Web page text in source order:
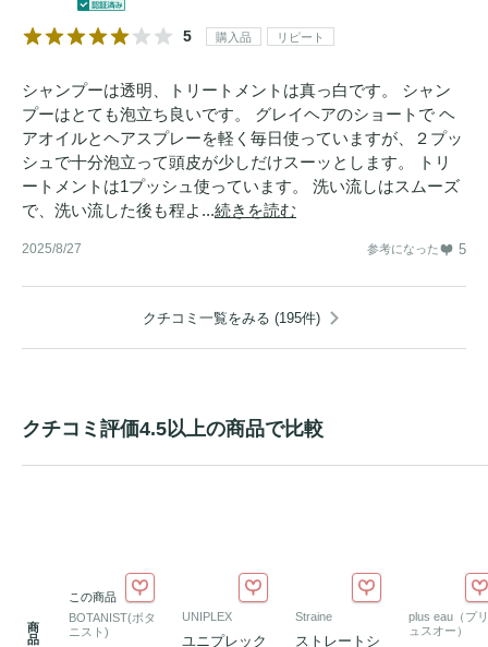
5 購入品 リピート
シャンプーは透明、トリートメントは真っ白です。 シャン
プーはとても泡立ち良いです。 グレイヘアのショートで ヘ
アオイルとヘアスプレーを軽く毎日使っていますが、２プッ
シュで十分泡立って頭皮が少しだけスーッとします。 トリ
ートメントは1プッシュ使っています。 洗い流しはスムーズ
で、洗い流した後も程よ...続きを読む
2025/8/27 参考になった 5
クチコミ一覧をみる (195件)
クチコミ評価4.5以上の商品で比較
商
品
この商品
BOTANIST(ボタ
ニスト)
UNIPLEX
ユニプレック
Straine
ストレートシ
plus eau（プリ
ュスオー）